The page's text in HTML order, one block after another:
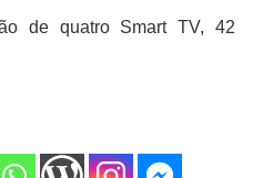
de quatro Smart TV, 42